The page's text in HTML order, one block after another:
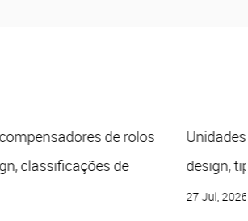
travesseiros: um guia completo
e seleção